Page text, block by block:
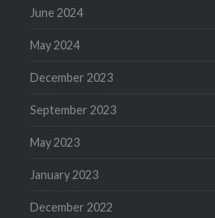
June 2024
May 2024
December 2023
September 2023
May 2023
January 2023
December 2022